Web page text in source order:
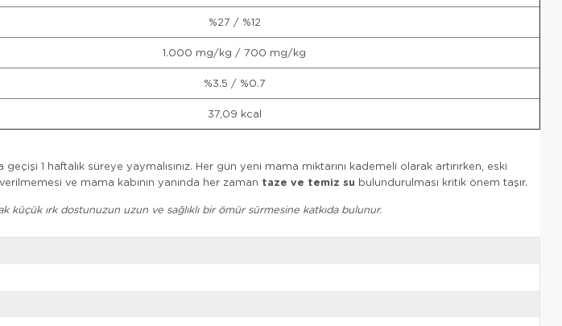
%27 / %12
1.000 mg/kg / 700 mg/kg
%3.5 / %0.7
37,09 kcal
1 haftalık süreye yaymalısınız. Her gün yeni mama miktarını kademeli olarak artırırken, eski
ve mama kabının yanında her zaman taze ve temiz su bulundurulması kritik önem taşır.
ırk dostunuzun uzun ve sağlıklı bir ömür sürmesine katkıda bulunur.